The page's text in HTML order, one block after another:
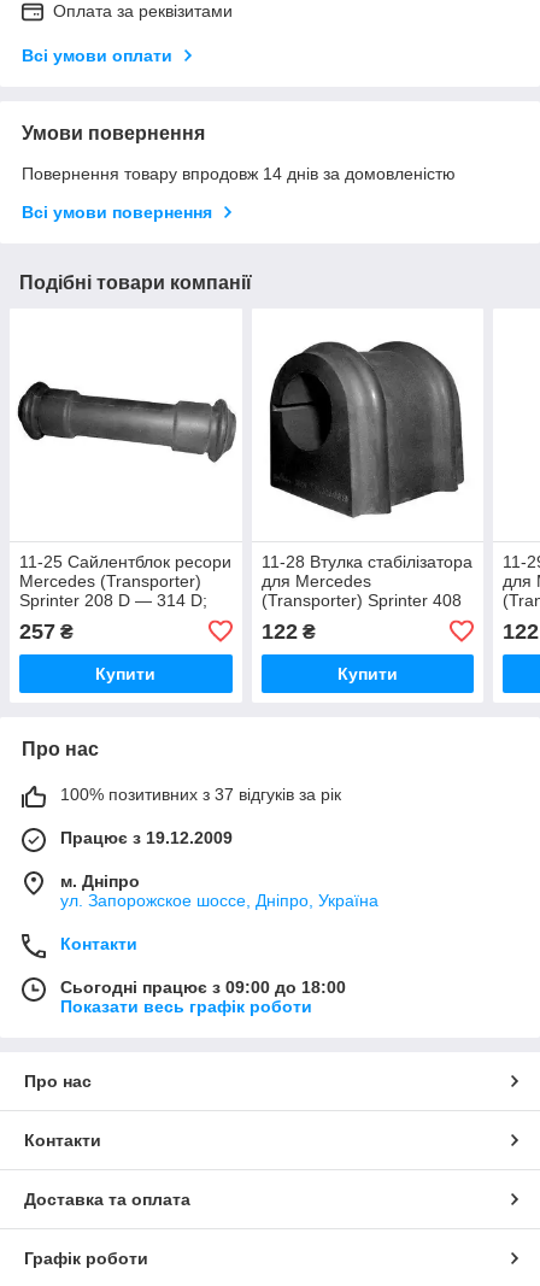
Оплата за реквізитами
Всі умови оплати
Умови повернення
Повернення товару впродовж 14 днів за домовленістю
Всі умови повернення
Подібні товари компанії
11-25 Сайлентблок ресори
Mercedes (Transporter)
Sprinter 208 D — 314 D;
257 ₴
Купити
11-28 Втулка стабілізатора
для Mercedes
(Transporter) Sprinter 408
D — 414 D; 411 CDI — 414
CDI;
122₴
Купити
11-
для
CDI;
122
Про нас
100% позитивних з 37 відгуків за рік
Працює з 19.12.2009
м. Дніпро
ул. Запорожское шоссе, Дніпро, Україна
Контакти
Сьогодні працює з 09:00 до 18:00
Показати весь графік роботи
Про нас
Контакти
Доставка та оплата
Графік роботи